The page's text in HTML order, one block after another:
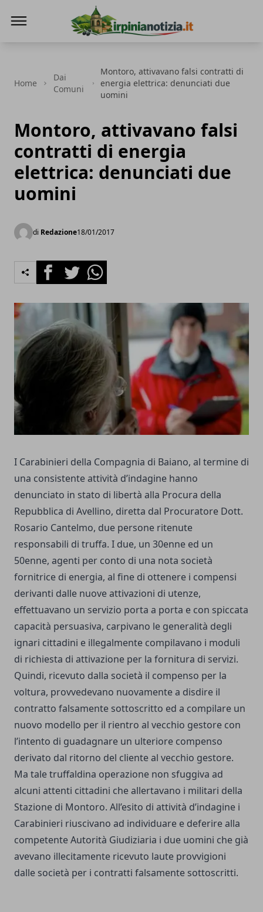
Home
Dai
Comuni
Montoro, attivavano falsi contratti di
energia elettrica: denunciati due
uomini
Montoro, attivavano falsi
contratti di energia
elettrica: denunciati due
uomini
di Redazione18/01/2017
FacebookTwitterWhatsapp
I Carabinieri della Compagnia di Baiano, al termine di
una consistente attività d’indagine hanno
denunciato in stato di libertà alla Procura della
Repubblica di Avellino, diretta dal Procuratore Dott.
Rosario Cantelmo, due persone ritenute
responsabili di truffa. I due, un 30enne ed un
50enne, agenti per conto di una nota società
fornitrice di energia, al fine di ottenere i compensi
derivanti dalle nuove attivazioni di utenze,
effettuavano un servizio porta a porta e con spiccata
capacità persuasiva, carpivano le generalità degli
ignari cittadini e illegalmente compilavano i moduli
di richiesta di attivazione per la fornitura di servizi.
Quindi, ricevuto dalla società il compenso per la
voltura, provvedevano nuovamente a disdire il
contratto falsamente sottoscritto ed a compilare un
nuovo modello per il rientro al vecchio gestore con
l’intento di guadagnare un ulteriore compenso
derivato dal ritorno del cliente al vecchio gestore.
Ma tale truffaldina operazione non sfuggiva ad
alcuni attenti cittadini che allertavano i militari della
Stazione di Montoro. All’esito di attività d’indagine i
Carabinieri riuscivano ad individuare e deferire alla
competente Autorità Giudiziaria i due uomini che già
avevano illecitamente ricevuto laute provvigioni
dalle società per i contratti falsamente sottoscritti.